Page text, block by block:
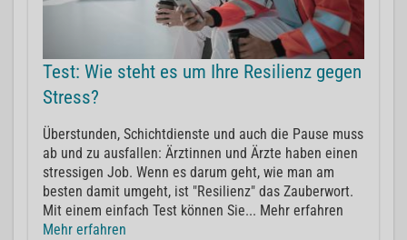
Test: Wie steht es um Ihre Resilienz gegen
Stress?
Überstunden, Schichtdienste und auch die Pause muss
ab und zu ausfallen: Ärztinnen und Ärzte haben einen
stressigen Job. Wenn es darum geht, wie man am
besten damit umgeht, ist "Resilienz" das Zauberwort.
Mit einem einfach Test können Sie... Mehr erfahren
Mehr erfahren